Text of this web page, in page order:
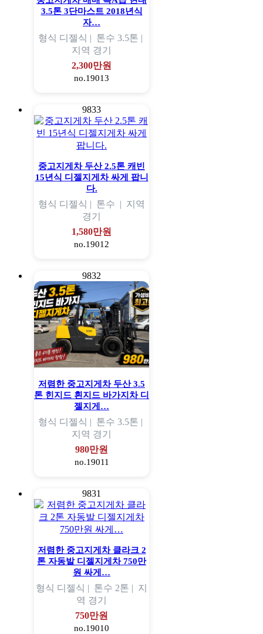
3.5톤 3단마스트 2018년식
자…
형식 디젤식 | 톤수 3.5톤 |
지역 경기
2,300만원
no.19013
9833
중고지게차 두산 2.5톤 캐빈
15년식 디젤지게차 싸게 팝니
다.
형식 디젤식 | 톤수 | 지역
경기
1,580만원
no.19012
9832
저렴한 중고지게차 두산 3.5
톤 힌지드 흰지드 바가지차 디
젤지게…
형식 디젤식 | 톤수 3.5톤 |
지역 경기
980만원
no.19011
9831
저렴한 중고지게차 클라크 2
톤 자동발 디젤지게차 750만
원 싸게…
형식 디젤식 | 톤수 2톤 | 지
역 경기
750만원
no.19010